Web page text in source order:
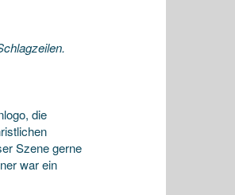
die
Szene gerne
war ein